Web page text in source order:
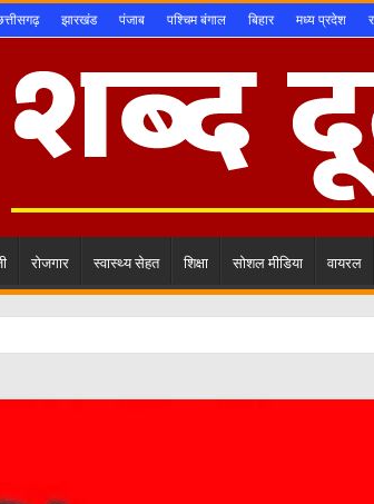
झारखंड पंजाब पश्चिम बंगाल बिहार मध्य प्रदेश
रोजगार स्वास्थ्य सेहत शिक्षा सोशल मीडिया वायरल